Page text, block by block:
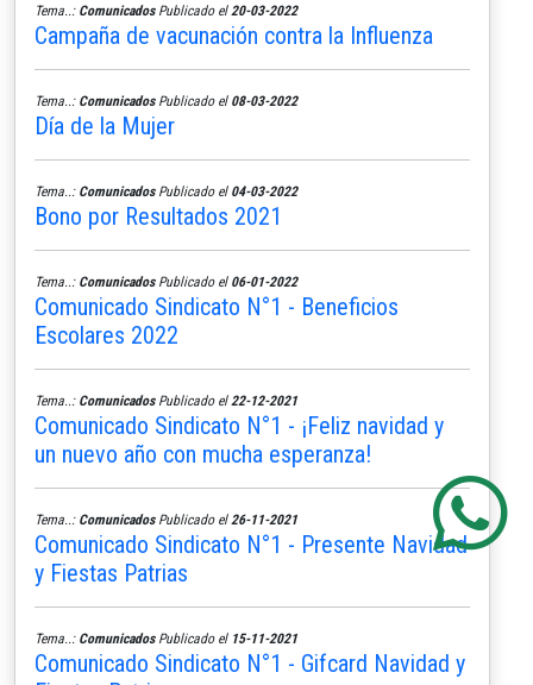
Tema..: ComunicadosPublicado el 20-03-2022
Campaña de vacunación contra la Influenza
Tema..: ComunicadosPublicado el 08-03-2022
Día de la Mujer
Tema..: ComunicadosPublicado el 04-03-2022
Bono por Resultados 2021
Tema..: ComunicadosPublicado el 06-01-2022
Comunicado Sindicato N°1 - Beneficios
Escolares 2022
Tema..: ComunicadosPublicado el 22-12-2021
Comunicado Sindicato N°1 - ¡Feliz navidad y
un nuevo año con mucha esperanza!
Tema..: ComunicadosPublicado el 26-11-2021
Comunicado Sindicato N°1 - Presente Navidad
y Fiestas Patrias
Tema..: ComunicadosPublicado el 15-11-2021
Comunicado Sindicato N°1 - Gifcard Navidad y